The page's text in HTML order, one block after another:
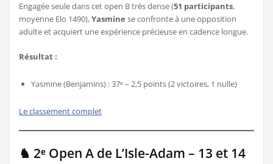
Engagée seule dans cet open B très dense (51 participants,
moyenne Elo 1490),Yasmine se confronte à une opposition
adulte et acquiert une expérience précieuse en cadence longue.
Résultat :
Yasmine (Benjamins) : 37ᵉ – 2,5 points (2 victoires, 1 nulle)
Le classement complet
♞ 2ᵉ Open A de L’Isle-Adam – 13 et 14